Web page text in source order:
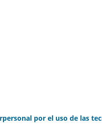
por el uso de las